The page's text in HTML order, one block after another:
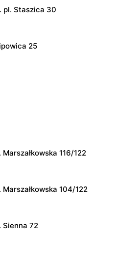
pl. Staszica 30
25
Żwirki 61
45
116/122
Marszałkowska 104/122
Sienna 72